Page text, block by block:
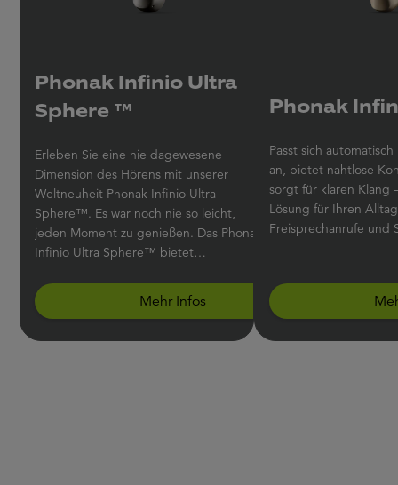
Phonak Infinio Ultra
Sphere ™
Erleben Sie eine nie dagewesene
Dimension des Hörens mit unserer
Weltneuheit Phonak Infinio Ultra
Sphere™. Es war noch nie so leicht,
jeden Moment zu genießen. Das Phonak
Infinio Ultra Sphere™ bietet
welcher Richtung Sprache kommt, und
filtert Störgeräusche aus dem
Mehr Infos
Phonak
Passt sich
an, bietet nahtlose
sorgt für klaren Klang – das ist die
Lösung für Ihren
Freisprechanrufe und